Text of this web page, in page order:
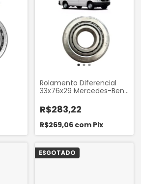
Rolamento Diferencial
33x76x29 Mercedes-Benz
até 2011 Koyo Original
R$283,22
R$269,06 com Pix
ESGOTADO